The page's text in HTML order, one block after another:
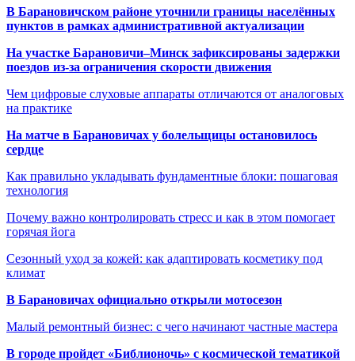
В Барановичском районе уточнили границы населённых
пунктов в рамках административной актуализации
На участке Барановичи–Минск зафиксированы задержки
поездов из-за ограничения скорости движения
Чем цифровые слуховые аппараты отличаются от аналоговых
на практике
На матче в Барановичах у болельщицы остановилось
сердце
Как правильно укладывать фундаментные блоки: пошаговая
технология
Почему важно контролировать стресс и как в этом помогает
горячая йога
Сезонный уход за кожей: как адаптировать косметику под
климат
В Барановичах официально открыли мотосезон
Малый ремонтный бизнес: с чего начинают частные мастера
В городе пройдет «Библионочь» с космической тематикой